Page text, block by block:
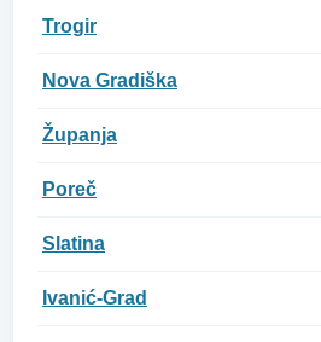
Trogir
Nova Gradiška
Županja
Poreč
Slatina
Ivanić-Grad